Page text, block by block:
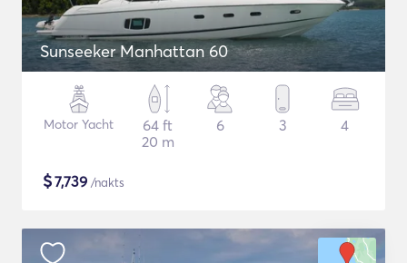
Sunseeker Manhattan 60
Motor Yacht
64 ft
20 m
6 3 4
$7,739 /nakts